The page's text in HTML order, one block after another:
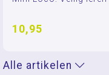
10,95
Alle artikelen